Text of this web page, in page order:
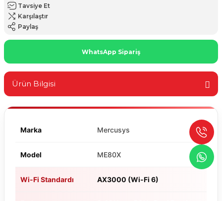
Tavsiye Et
Karşılaştır
Paylaş
WhatsApp Sipariş
Ürün Bilgisi
Marka Mercusys
Model ME80X
Wi-Fi Standardı AX3000 (Wi-Fi 6)